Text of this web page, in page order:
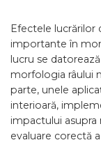
Efectele lucrărilor
importante în
lucru se
morfologia râului
parte, unele
interioară,
impactului
evaluare corectă